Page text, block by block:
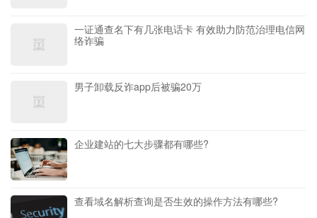
一证通查名下有几张电话卡 有效助力防范治理电信网
络诈骗
男子卸载反诈app后被骗20万
企业建站的七大步骤都有哪些?
查看域名解析查询是否生效的操作方法有哪些?